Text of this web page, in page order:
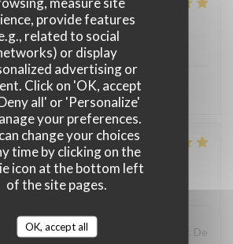
provide features
related to social
or display
advertising or
Click on 'OK, accept
all' or 'Personalize'
your preferences.
change your choices
time by clicking on the
icon at the bottom left
of the site pages.
OK, accept all
- Guests 2
: 5 /5 Food 5/5 Value
d'habitude
- Guests 2
: 4 /5 Food
et de la cuisine sont à recommander. De